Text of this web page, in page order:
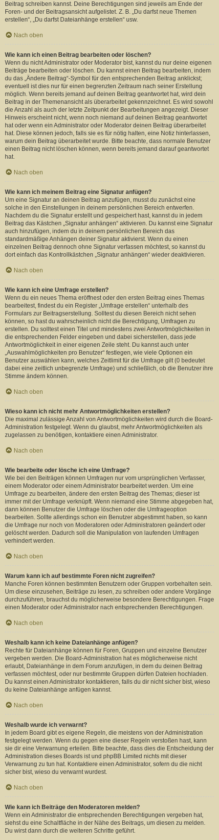
Beitrag schreiben kannst. Deine Berechtigungen sind jeweils am Ende der
Foren- und der Beitragsansicht aufgelistet. Z. B. „Du darfst neue Themen
erstellen“, „Du darfst Dateianhänge erstellen“ usw.
Nach oben
Wie kann ich einen Beitrag bearbeiten oder löschen?
Wenn du nicht Administrator oder Moderator bist, kannst du nur deine eigenen
Beiträge bearbeiten oder löschen. Du kannst einen Beitrag bearbeiten, indem
du das „Ändere Beitrag“-Symbol für den entsprechenden Beitrag anklickst;
eventuell ist dies nur für einen begrenzten Zeitraum nach seiner Erstellung
möglich. Wenn bereits jemand auf deinen Beitrag geantwortet hat, wird dein
Beitrag in der Themenansicht als überarbeitet gekennzeichnet. Es wird sowohl
die Anzahl als auch der letzte Zeitpunkt der Bearbeitungen angezeigt. Dieser
Hinweis erscheint nicht, wenn noch niemand auf deinen Beitrag geantwortet
hat oder wenn ein Administrator oder Moderator deinen Beitrag überarbeitet
hat. Diese können jedoch, falls sie es für nötig halten, eine Notiz hinterlassen,
warum dein Beitrag überarbeitet wurde. Bitte beachte, dass normale Benutzer
einen Beitrag nicht löschen können, wenn bereits jemand darauf geantwortet
hat.
Nach oben
Wie kann ich meinem Beitrag eine Signatur anfügen?
Um eine Signatur an deinen Beitrag anzufügen, musst du zunächst eine
solche in den Einstellungen in deinem persönlichen Bereich entwerfen.
Nachdem du die Signatur erstellt und gespeichert hast, kannst du in jedem
Beitrag das Kästchen „Signatur anhängen“ aktivieren. Du kannst eine Signatur
auch hinzufügen, indem du in deinem persönlichen Bereich das
standardmäßige Anhängen deiner Signatur aktivierst. Wenn du einen
einzelnen Beitrag dennoch ohne Signatur verfassen möchtest, so kannst du
dort einfach das Kontrollkästchen „Signatur anhängen“ wieder deaktivieren.
Nach oben
Wie kann ich eine Umfrage erstellen?
Wenn du ein neues Thema eröffnest oder den ersten Beitrag eines Themas
bearbeitest, findest du ein Register „Umfrage erstellen“ unterhalb des
Formulars zur Beitragserstellung. Solltest du diesen Bereich nicht sehen
können, so hast du wahrscheinlich nicht die Berechtigung, Umfragen zu
erstellen. Du solltest einen Titel und mindestens zwei Antwortmöglichkeiten in
die entsprechenden Felder eingeben und dabei sicherstellen, dass jede
Antwortmöglichkeit in einer eigenen Zeile steht. Du kannst auch unter
„Auswahlmöglichkeiten pro Benutzer“ festlegen, wie viele Optionen ein
Benutzer auswählen kann, welches Zeitlimit für die Umfrage gilt (0 bedeutet
dabei eine zeitlich unbegrenzte Umfrage) und schließlich, ob die Benutzer ihre
Stimme ändern können.
Nach oben
Wieso kann ich nicht mehr Antwortmöglichkeiten erstellen?
Die maximal zulässige Anzahl von Antwortmöglichkeiten wird durch die Board-
Administration festgelegt. Wenn du glaubst, mehr Antwortmöglichkeiten als
zugelassen zu benötigen, kontaktiere einen Administrator.
Nach oben
Wie bearbeite oder lösche ich eine Umfrage?
Wie bei den Beiträgen können Umfragen nur vom ursprünglichen Verfasser,
einem Moderator oder einem Administrator bearbeitet werden. Um eine
Umfrage zu bearbeiten, ändere den ersten Beitrag des Themas; dieser ist
immer mit der Umfrage verknüpft. Wenn niemand eine Stimme abgegeben hat,
dann können Benutzer die Umfrage löschen oder die Umfrageoption
bearbeiten. Sollte allerdings schon ein Benutzer abgestimmt haben, so kann
die Umfrage nur noch von Moderatoren oder Administratoren geändert oder
gelöscht werden. Dadurch soll die Manipulation von laufenden Umfragen
verhindert werden.
Nach oben
Warum kann ich auf bestimmte Foren nicht zugreifen?
Manche Foren können bestimmten Benutzern oder Gruppen vorbehalten sein.
Um diese einzusehen, Beiträge zu lesen, zu schreiben oder andere Vorgänge
durchzuführen, brauchst du möglicherweise besondere Berechtigungen. Frage
einen Moderator oder Administrator nach entsprechenden Berechtigungen.
Nach oben
Weshalb kann ich keine Dateianhänge anfügen?
Rechte für Dateianhänge können für Foren, Gruppen und einzelne Benutzer
vergeben werden. Die Board-Administration hat es möglicherweise nicht
erlaubt, Dateianhänge in dem Forum anzufügen, in dem du deinen Beitrag
verfassen möchtest, oder nur bestimmte Gruppen dürfen Dateien hochladen.
Du kannst einen Administrator kontaktieren, falls du dir nicht sicher bist, wieso
du keine Dateianhänge anfügen kannst.
Nach oben
Weshalb wurde ich verwarnt?
In jedem Board gibt es eigene Regeln, die meistens von der Administration
festgelegt werden. Wenn du gegen eine dieser Regeln verstoßen hast, kann
sie dir eine Verwarnung erteilen. Bitte beachte, dass dies die Entscheidung der
Administration dieses Boards ist und phpBB Limited nichts mit dieser
Verwarnung zu tun hat. Kontaktiere einen Administrator, sofern du die nicht
sicher bist, wieso du verwarnt wurdest.
Nach oben
Wie kann ich Beiträge den Moderatoren melden?
Wenn ein Administrator die entsprechenden Berechtigungen vergeben hat,
siehst du eine Schaltfläche in der Nähe des Beitrags, um diesen zu melden.
Du wirst dann durch die weiteren Schritte geführt.